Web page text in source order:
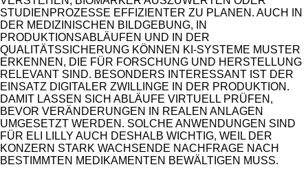
STUDIENPROZESSE EFFIZIENTER ZU PLANEN. AUCH IN
DER MEDIZINISCHEN BILDGEBUNG, IN
PRODUKTIONSABLÄUFEN UND IN DER
QUALITÄTSSICHERUNG KÖNNEN KI-SYSTEME MUSTER
ERKENNEN, DIE FÜR FORSCHUNG UND HERSTELLUNG
RELEVANT SIND. BESONDERS INTERESSANT IST DER
EINSATZ DIGITALER ZWILLINGE IN DER PRODUKTION.
DAMIT LASSEN SICH ABLÄUFE VIRTUELL PRÜFEN,
BEVOR VERÄNDERUNGEN IN REALEN ANLAGEN
UMGESETZT WERDEN. SOLCHE ANWENDUNGEN SIND
FÜR ELI LILLY AUCH DESHALB WICHTIG, WEIL DER
KONZERN STARK WACHSENDE NACHFRAGE NACH
BESTIMMTEN MEDIKAMENTEN BEWÄLTIGEN MUSS.